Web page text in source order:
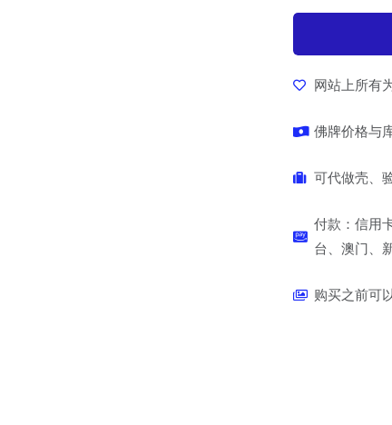
网站上所有
佛牌价格与
可代做壳、
付款：信用
台、澳门、
购买之前可